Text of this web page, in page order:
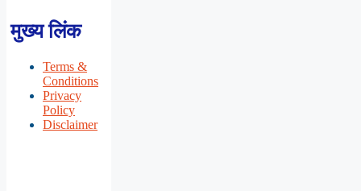
मुख्य लिंक
Terms &
Conditions
Privacy
Policy
Disclaimer